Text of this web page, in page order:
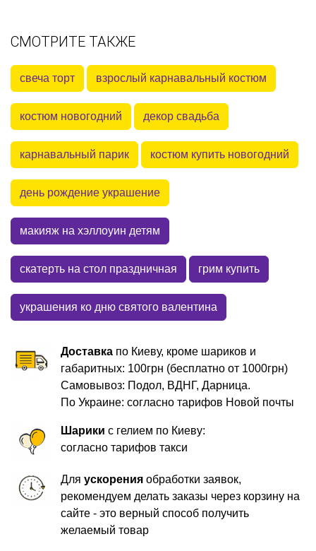
СМОТРИТЕ ТАКЖЕ
свеча торт взрослый карнавальный костюм
костюм новогодний декор свадьба
карнавальный парик костюм купить новогодний
день рождение украшение
макияж на хэллоуин детям
скатерть на стол праздничная грим купить
украшения ко дню святого валентина
Доставка по Киеву, кроме шариков и
габаритных: 100грн (бесплатно от 1000грн)
Самовывоз: Подол, ВДНГ, Дарница.
По Украине: согласно тарифов Новой почты
Шарики с гелием по Киеву:
согласно тарифов такси
Дляускорения обработки заявок,
рекомендуем делать заказы через корзину на
сайте - это верный способ получить
желаемый товар